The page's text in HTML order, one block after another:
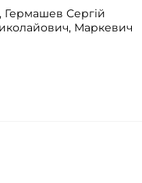
Сергій
Маркевич